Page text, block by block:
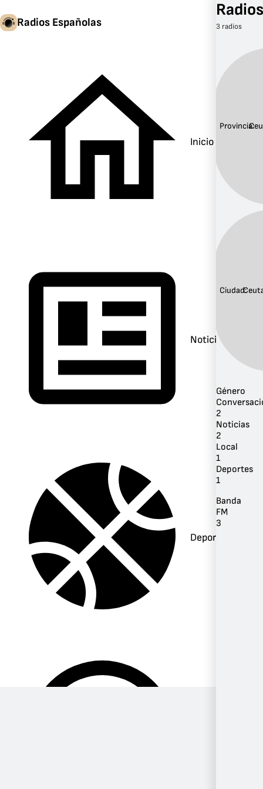
Radios Españolas
Inicio
Noticias
Deportes
3 radios
Provincia:
Ciudad:
Género
2
Noticias
2
Local
1
Deportes
1
Banda
FM
3